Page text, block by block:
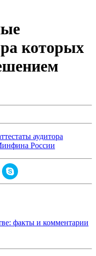
которых
аудитора
России
факты и комментарии